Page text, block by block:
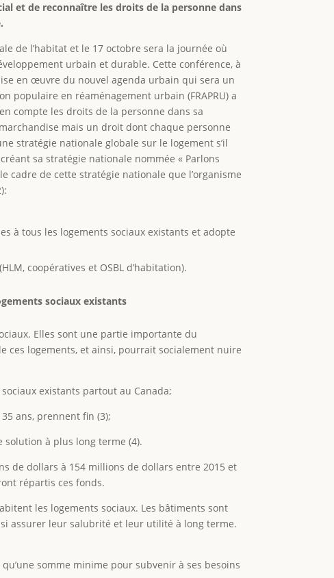
et de reconnaître les droits de la personne dans
de l’habitat et le 17 octobre sera la journée où
urbain et durable. Cette conférence, à
en œuvre du nouvel agenda urbain qui sera un
populaire en réaménagement urbain (FRAPRU) a
compte les droits de la personne dans sa
mais un droit dont chaque personne
stratégie nationale globale sur le logement s’il
sa stratégie nationale nommée « Parlons
cadre de cette stratégie nationale que l’organisme
à tous les logements sociaux existants et adopte
coopératives et OSBL d’habitation).
sociaux existants
Elles sont une partie importante du
ces logements, et ainsi, pourrait socialement nuire
existants partout au Canada;
ans, prennent fin (3);
solution à plus long terme (4).
de dollars à 154 millions de dollars entre 2015 et
répartis ces fonds.
les logements sociaux. Les bâtiments sont
assurer leur salubrité et leur utilité à long terme.
somme minime pour subvenir à ses besoins